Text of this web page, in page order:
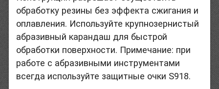
обработку резины без эффекта сжигания и
оплавления. Используйте крупнозернистый
абразивный карандаш для быстрой
обработки поверхности. Примечание: при
работе с абразивными инструментами
всегда используйте защитные очки S918.